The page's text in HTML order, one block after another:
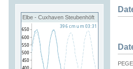
Elbe - Cuxhaven Steubenhöft